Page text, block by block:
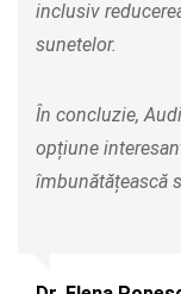
inclusiv
sunetelor.
În concluzie,
opțiune
îmbunătățească